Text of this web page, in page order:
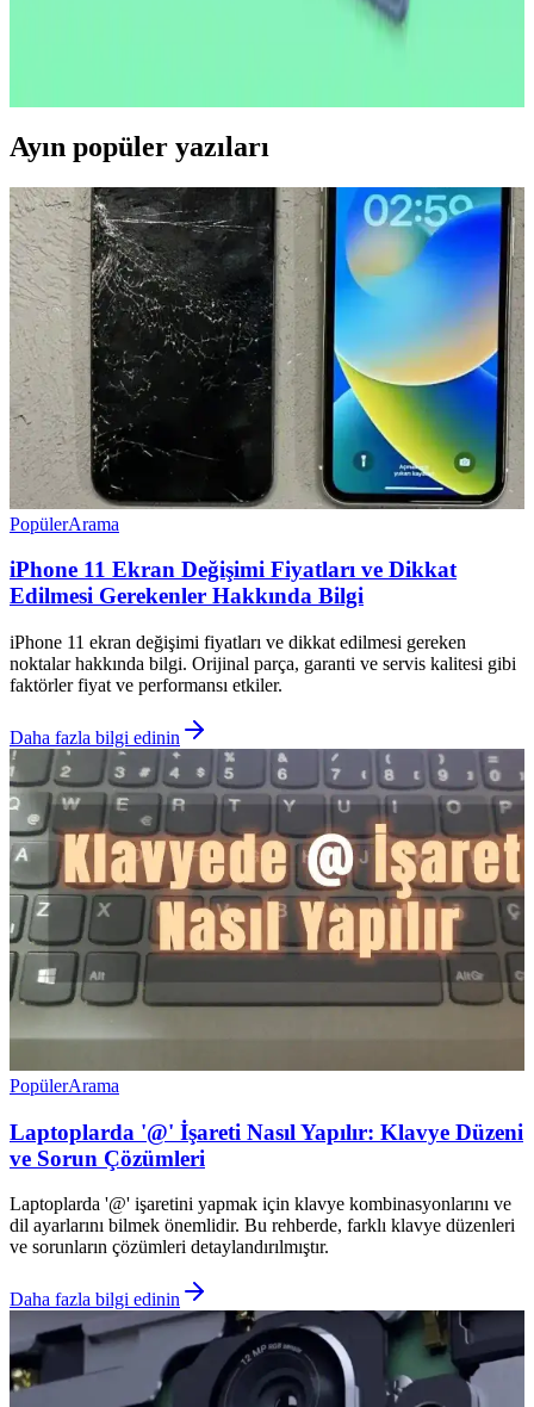
2026'nın ilk yarısında çıkacak yeni iPad modeli A18 çip ve 8 GB
RAM ile performansını artırıyor. OLED ekran ve ProMotion
Ayın popüler yazıları
PopülerArama
iPhone 11 Ekran Değişimi Fiyatları ve Dikkat
Edilmesi Gerekenler Hakkında Bilgi
iPhone 11 ekran değişimi fiyatları ve dikkat edilmesi gereken
noktalar hakkında bilgi. Orijinal parça, garanti ve servis kalitesi gibi
faktörler fiyat ve performansı etkiler.
Daha fazla bilgi edinin
PopülerArama
Laptoplarda '@' İşareti Nasıl Yapılır: Klavye Düzeni
ve Sorun Çözümleri
Laptoplarda '@' işaretini yapmak için klavye kombinasyonlarını ve
dil ayarlarını bilmek önemlidir. Bu rehberde, farklı klavye düzenleri
ve sorunların çözümleri detaylandırılmıştır.
Daha fazla bilgi edinin